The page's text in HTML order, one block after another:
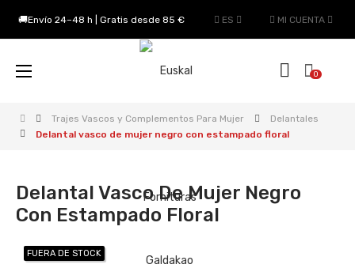
🚚Envío 24–48 h | Gratis desde 85 € ES MI CUENTA
Navegación
☰ 0
Trajes Vascos y Complementos Para Mujer
Delantales
Delantal vasco de mujer negro con estampado floral
Delantal Vasco De Mujer Negro
Con Estampado Floral
FUERA DE STOCK